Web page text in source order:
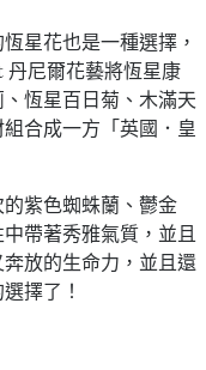
星花也是一種選擇，
尼爾花藝將恆星康
恆星百日菊、木滿天
合成一方「英國．皇
紫色蜘蛛蘭、鬱金
帶著秀雅氣質，並且
放的生命力，並且還
擇了！